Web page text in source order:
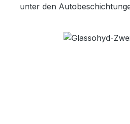
unter den
Bildergalerie überspringen